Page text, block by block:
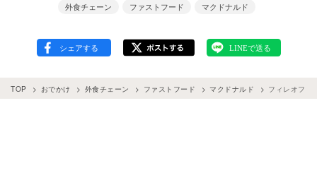
外食チェーン ファストフード マクドナルド
TOP おでかけ 外食チェーン ファストフード マクドナルド フィレオフィ